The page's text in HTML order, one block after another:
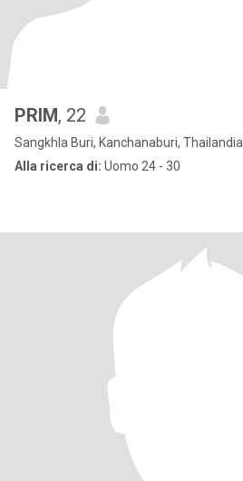
PRIM, 22
Sangkhla Buri, Kanchanaburi, Thailandia
Alla ricerca di: Uomo 24 - 30